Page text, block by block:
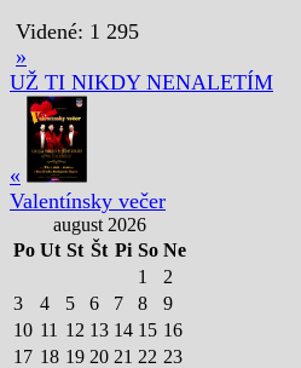
Videné: 1 295
»
UŽ TI NIKDY NENALETÍM
«
Valentínsky večer
august 2026
Po Ut St Št Pi So Ne
1
2
3
4 5 6 7 8
9
10 11 12 13 14 15 16
17 18 19 20 21 22 23